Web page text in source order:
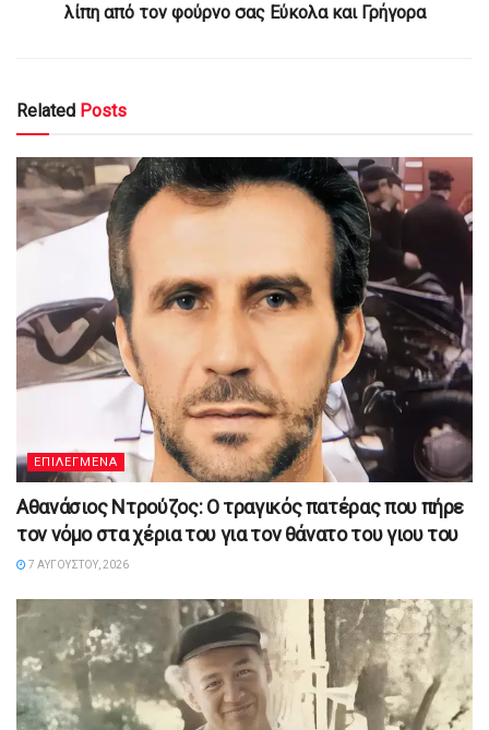
λίπη από τον φούρνο σας Εύκολα και Γρήγορα
Related Posts
ΕΠΙΛΕΓΜΕΝΑ
Αθανάσιος Ντρούζος: Ο τραγικός πατέρας που πήρε
τον νόμο στα χέρια του για τον θάνατο του γιου του
7 ΑΥΓΟΎΣΤΟΥ, 2026